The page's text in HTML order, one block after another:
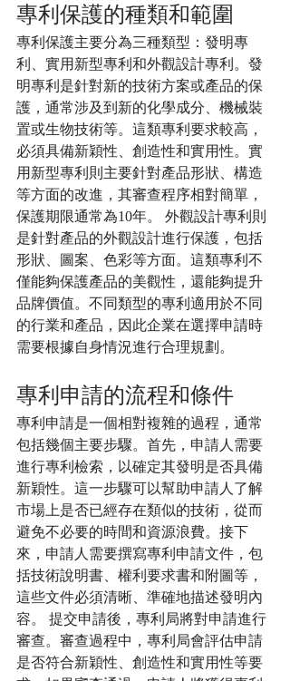
專利保護的種類和範圍
專利保護主要分為三種類型：發明專
利、實用新型專利和外觀設計專利。發
明專利是針對新的技術方案或產品的保
護，通常涉及到新的化學成分、機械裝
置或生物技術等。這類專利要求較高，
必須具備新穎性、創造性和實用性。實
用新型專利則主要針對產品形狀、構造
等方面的改進，其審查程序相對簡單，
保護期限通常為10年。 外觀設計專利則
是針對產品的外觀設計進行保護，包括
形狀、圖案、色彩等方面。這類專利不
僅能夠保護產品的美觀性，還能夠提升
品牌價值。不同類型的專利適用於不同
的行業和產品，因此企業在選擇申請時
需要根據自身情況進行合理規劃。
專利申請的流程和條件
專利申請是一個相對複雜的過程，通常
包括幾個主要步驟。首先，申請人需要
進行專利檢索，以確定其發明是否具備
新穎性。這一步驟可以幫助申請人了解
市場上是否已經存在類似的技術，從而
避免不必要的時間和資源浪費。接下
來，申請人需要撰寫專利申請文件，包
括技術說明書、權利要求書和附圖等，
這些文件必須清晰、準確地描述發明內
容。 提交申請後，專利局將對申請進行
審查。審查過程中，專利局會評估申請
是否符合新穎性、創造性和實用性等要